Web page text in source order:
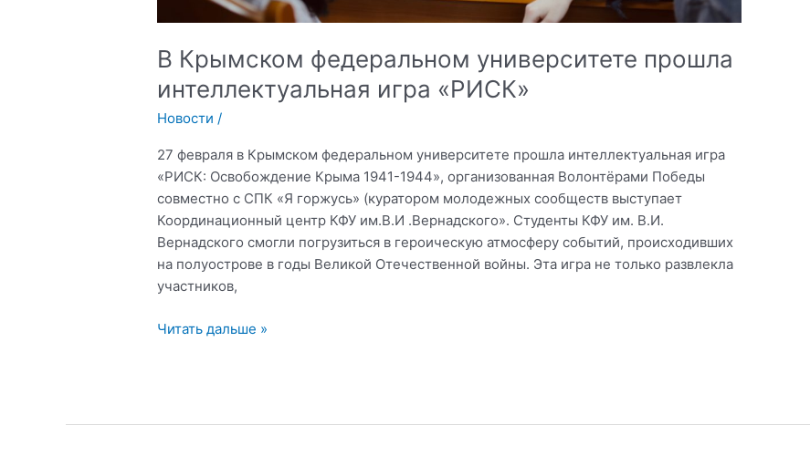
Вернадского.
В Крымском федеральном университете прошла
интеллектуальная игра «РИСК»
Новости /
27 февраля в Крымском федеральном университете прошла интеллектуальная игра
«РИСК: Освобождение Крыма 1941-1944», организованная Волонтёрами Победы
совместно с СПК «Я горжусь» (куратором молодежных сообществ выступает
Координационный центр КФУ им.В.И .Вернадского». Студенты КФУ им. В.И.
Вернадского смогли погрузиться в героическую атмосферу событий, происходивших
на полуострове в годы Великой Отечественной войны. Эта игра не только развлекла
участников,
В
Читать дальше »